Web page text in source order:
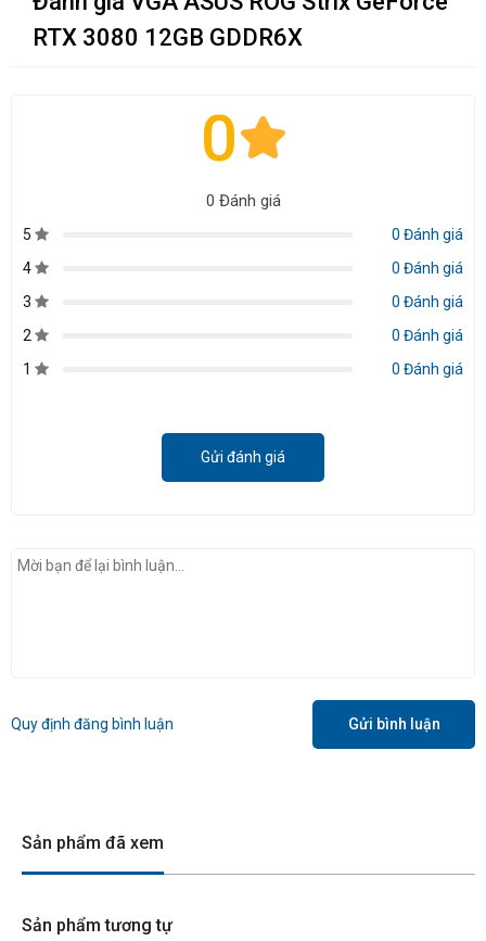
RTX 3080 12GB GDDR6X
0
0 Đánh giá
5
0 Đánh giá
4
0 Đánh giá
3
0 Đánh giá
2
0 Đánh giá
1
0 Đánh giá
Gửi đánh giá
Quy định đăng bình luận Gửi bình luận
Sản phẩm đã xem
Sản phẩm tương tự